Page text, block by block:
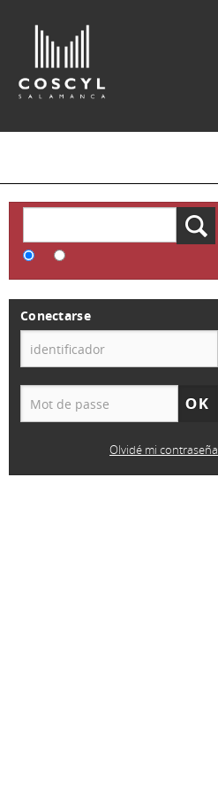
Conectarse
Olvidé mi contraseña